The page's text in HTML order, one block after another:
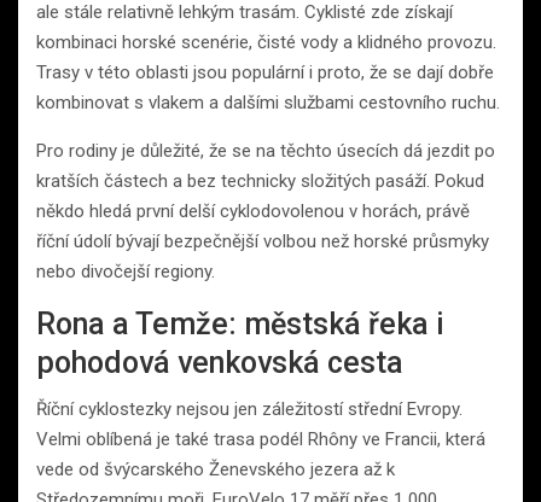
ale stále relativně lehkým trasám. Cyklisté zde získají
kombinaci horské scenérie, čisté vody a klidného provozu.
Trasy v této oblasti jsou populární i proto, že se dají dobře
kombinovat s vlakem a dalšími službami cestovního ruchu.
Pro rodiny je důležité, že se na těchto úsecích dá jezdit po
kratších částech a bez technicky složitých pasáží. Pokud
někdo hledá první delší cyklodovolenou v horách, právě
říční údolí bývají bezpečnější volbou než horské průsmyky
nebo divočejší regiony.
Rona a Temže: městská řeka i
pohodová venkovská cesta
Říční cyklostezky nejsou jen záležitostí střední Evropy.
Velmi oblíbená je také trasa podél Rhôny ve Francii, která
vede od švýcarského Ženevského jezera až k